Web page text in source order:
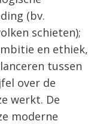
(bv.
schieten);
en ethiek,
tussen
over de
werkt. De
moderne